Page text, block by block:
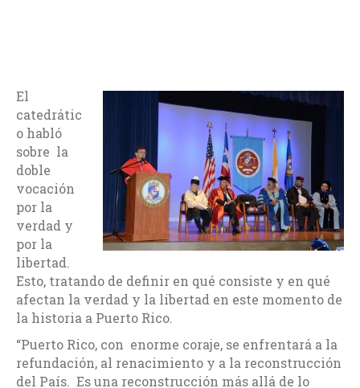
El
catedrátic
o habló
sobre la
doble
vocación
por la
verdad y
por la
libertad.
Esto, tratando de definir en qué consiste y en qué
afectan la verdad y la libertad en este momento de
la historia a Puerto Rico.
“Puerto Rico, con enorme coraje, se enfrentará a la
refundación, al renacimiento y a la reconstrucción
del País. Es una reconstrucción más allá de lo